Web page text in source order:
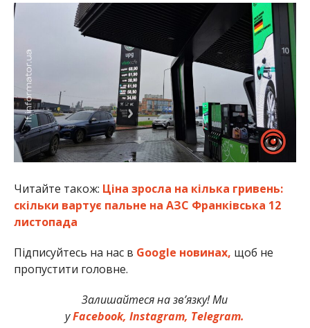
Читайте також: Ціна зросла на кілька гривень:
скільки вартує пальне на АЗС Франківська 12
листопада
Підписуйтесь на нас в Google новинах, щоб не
пропустити головне.
Залишайтеся на зв’язку! Ми
уFacebook, Instagram, Telegram.